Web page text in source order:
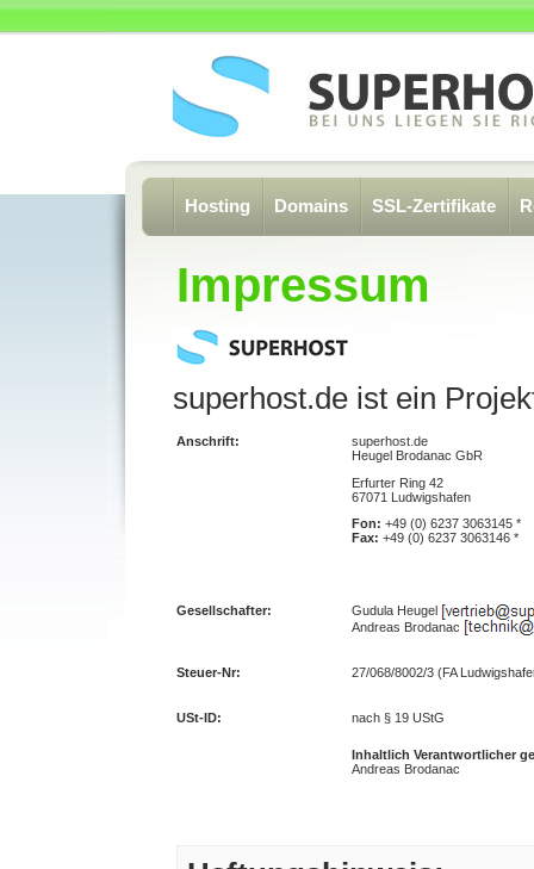
Hosting Domains SSL-Zertifikate
Impressum
superhost.de ist ein
Anschrift:
superhost.de
Heugel Brodanac GbR
Erfurter Ring 42
67071 Ludwigshafen
Fon: +49 (0) 6237 3063145 *
Fax: +49 (0) 6237 3063146 *
Gesellschafter:
Gudula Heugel
Andreas Brodanac
Steuer-Nr: 27/068/8002/3 (FA
USt-ID: nach § 19 UStG
Inhaltlich Verantwortlicher
Andreas Brodanac